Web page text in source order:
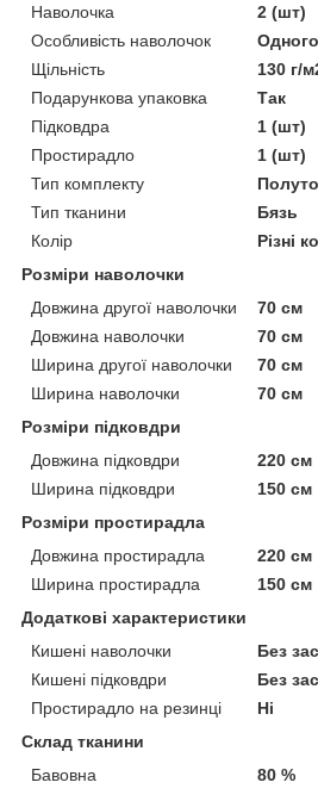
Наволочка
2 (шт)
Особливість наволочок
Щільність
130 г/
Подарункова упаковка
Так
Підковдра
1 (шт)
Простирадло
1 (шт)
Тип комплекту
Тип тканини
Бязь
Колір
Різні
Розміри наволочки
Довжина другої наволочки
70 см
Довжина наволочки
70 см
Ширина другої наволочки
70 см
Ширина наволочки
70 см
Розміри підковдри
Довжина підковдри
220 см
Ширина підковдри
150 см
Розміри простирадла
Довжина простирадла
220 см
Ширина простирадла
150 см
Додаткові характеристики
Кишені наволочки
Без
Кишені підковдри
Без
Простирадло на резинці
Ні
Склад тканини
Бавовна
80 %